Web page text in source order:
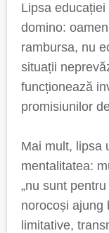
Lipsa
domino:
rambursa, nu
situații
funcționează
promisiunilor
Mai mult, lipsa
mentalitatea:
„nu sunt
norocoși ajung
limitative,